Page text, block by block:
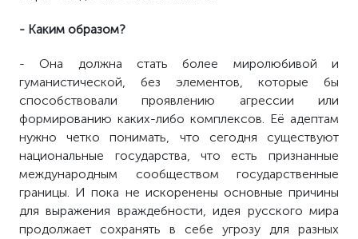
- Каким образом?
- Она должна стать более миролюбивой и
гуманистической, без элементов, которые бы
способствовали проявлению агрессии или
формированию каких-либо комплексов. Её адептам
нужно четко понимать, что сегодня существуют
национальные государства, что есть признанные
международным сообществом государственные
границы. И пока не искоренены основные причины
для выражения враждебности, идея русского мира
продолжает сохранять в себе угрозу для разных